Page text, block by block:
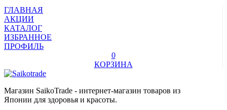
ГЛАВНАЯ
АКЦИИ
КАТАЛОГ
ИЗБРАННОЕ
ПРОФИЛЬ
0
КОРЗИНА
Магазин SaikoTrade - интернет-магазин товаров из
Японии для здоровья и красоты.